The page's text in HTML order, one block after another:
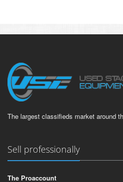
The largest classifieds market around
Sell professionally
The Proaccount